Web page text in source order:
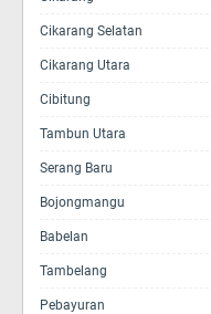
Cikarang Selatan
Cikarang Utara
Cibitung
Tambun Utara
Serang Baru
Bojongmangu
Babelan
Tambelang
Pebayuran